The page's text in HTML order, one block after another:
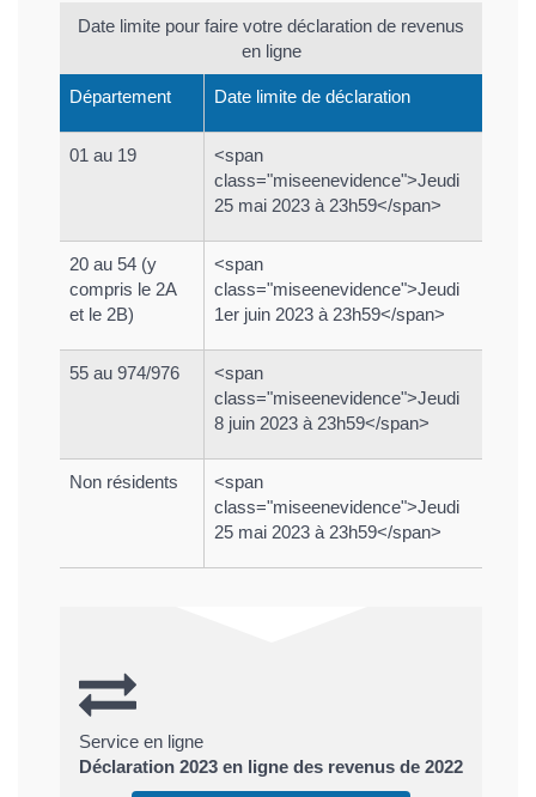
Date limite pour faire votre déclaration de revenus
en ligne
Département Date limite de déclaration
01 au 19
<span
class="miseenevidence">Jeudi
25 mai 2023 à 23h59</span>
20 au 54 (y
compris le 2A
et le 2B)
<span
class="miseenevidence">Jeudi
1er juin 2023 à 23h59</span>
55 au 974/976
<span
class="miseenevidence">Jeudi
8 juin 2023 à 23h59</span>
Non résidents
<span
class="miseenevidence">Jeudi
25 mai 2023 à 23h59</span>
Service en ligne
Déclaration 2023 en ligne des revenus de 2022